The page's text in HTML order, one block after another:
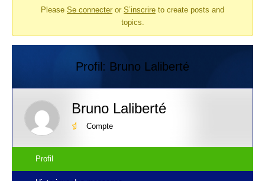
Please Se connecter or S’inscrire to create posts and
topics.
Profil: Bruno Laliberté
Bruno Laliberté
Compte
Profil